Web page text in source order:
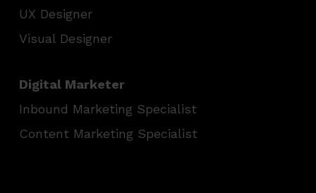
UX Designer
Visual Designer
Digital Marketer
Inbound Marketing Specialist
Content Marketing Specialist